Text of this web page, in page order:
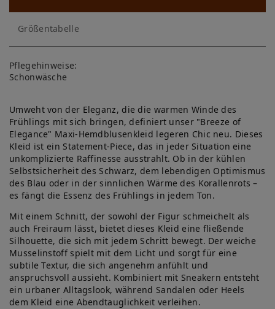
Größentabelle
Pflegehinweise:
Schonwäsche
Umweht von der Eleganz, die die warmen Winde des
Frühlings mit sich bringen, definiert unser "Breeze of
Elegance" Maxi-Hemdblusenkleid legeren Chic neu. Dieses
Kleid ist ein Statement-Piece, das in jeder Situation eine
unkomplizierte Raffinesse ausstrahlt. Ob in der kühlen
Selbstsicherheit des Schwarz, dem lebendigen Optimismus
des Blau oder in der sinnlichen Wärme des Korallenrots –
es fängt die Essenz des Frühlings in jedem Ton.
Mit einem Schnitt, der sowohl der Figur schmeichelt als
auch Freiraum lässt, bietet dieses Kleid eine fließende
Silhouette, die sich mit jedem Schritt bewegt. Der weiche
Musselinstoff spielt mit dem Licht und sorgt für eine
subtile Textur, die sich angenehm anfühlt und
anspruchsvoll aussieht. Kombiniert mit Sneakern entsteht
ein urbaner Alltagslook, während Sandalen oder Heels
dem Kleid eine Abendtauglichkeit verleihen.